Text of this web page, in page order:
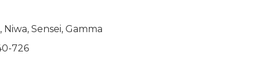
Niwa, Sensei, Gamma
726